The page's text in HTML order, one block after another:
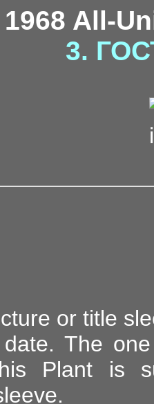
1968 All-
3.
or title
The
Plant is